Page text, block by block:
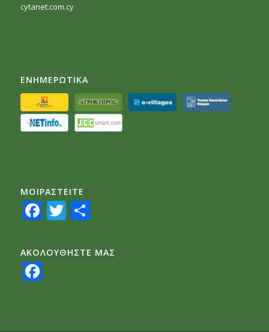
cytanet.com.cy
ΕΝΗΜΕΡΩΤΙΚΑ
ΜΟΙΡΑΣTEITE
Facebook
Twitter
Share
ΑΚΟΛΟΥΘΗΣΤΕ ΜΑΣ
Facebook